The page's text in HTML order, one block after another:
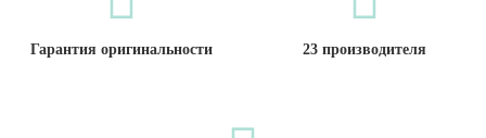
Гарантия оригинальности 23 производителя